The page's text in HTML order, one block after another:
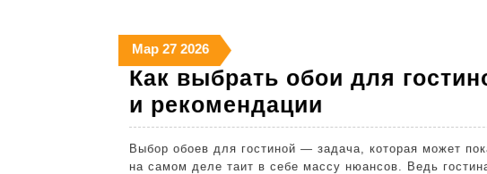
Мар27
марта
2026
2727
марта
2026
202627
марта
2026
Как выбрать обои для
и рекомендации
выбрать
обои
Выбор обоев для гостиной — задача, которая может показаться на первый взгляд простой, но
на самом деле таит в себе массу нюансов. Ведь